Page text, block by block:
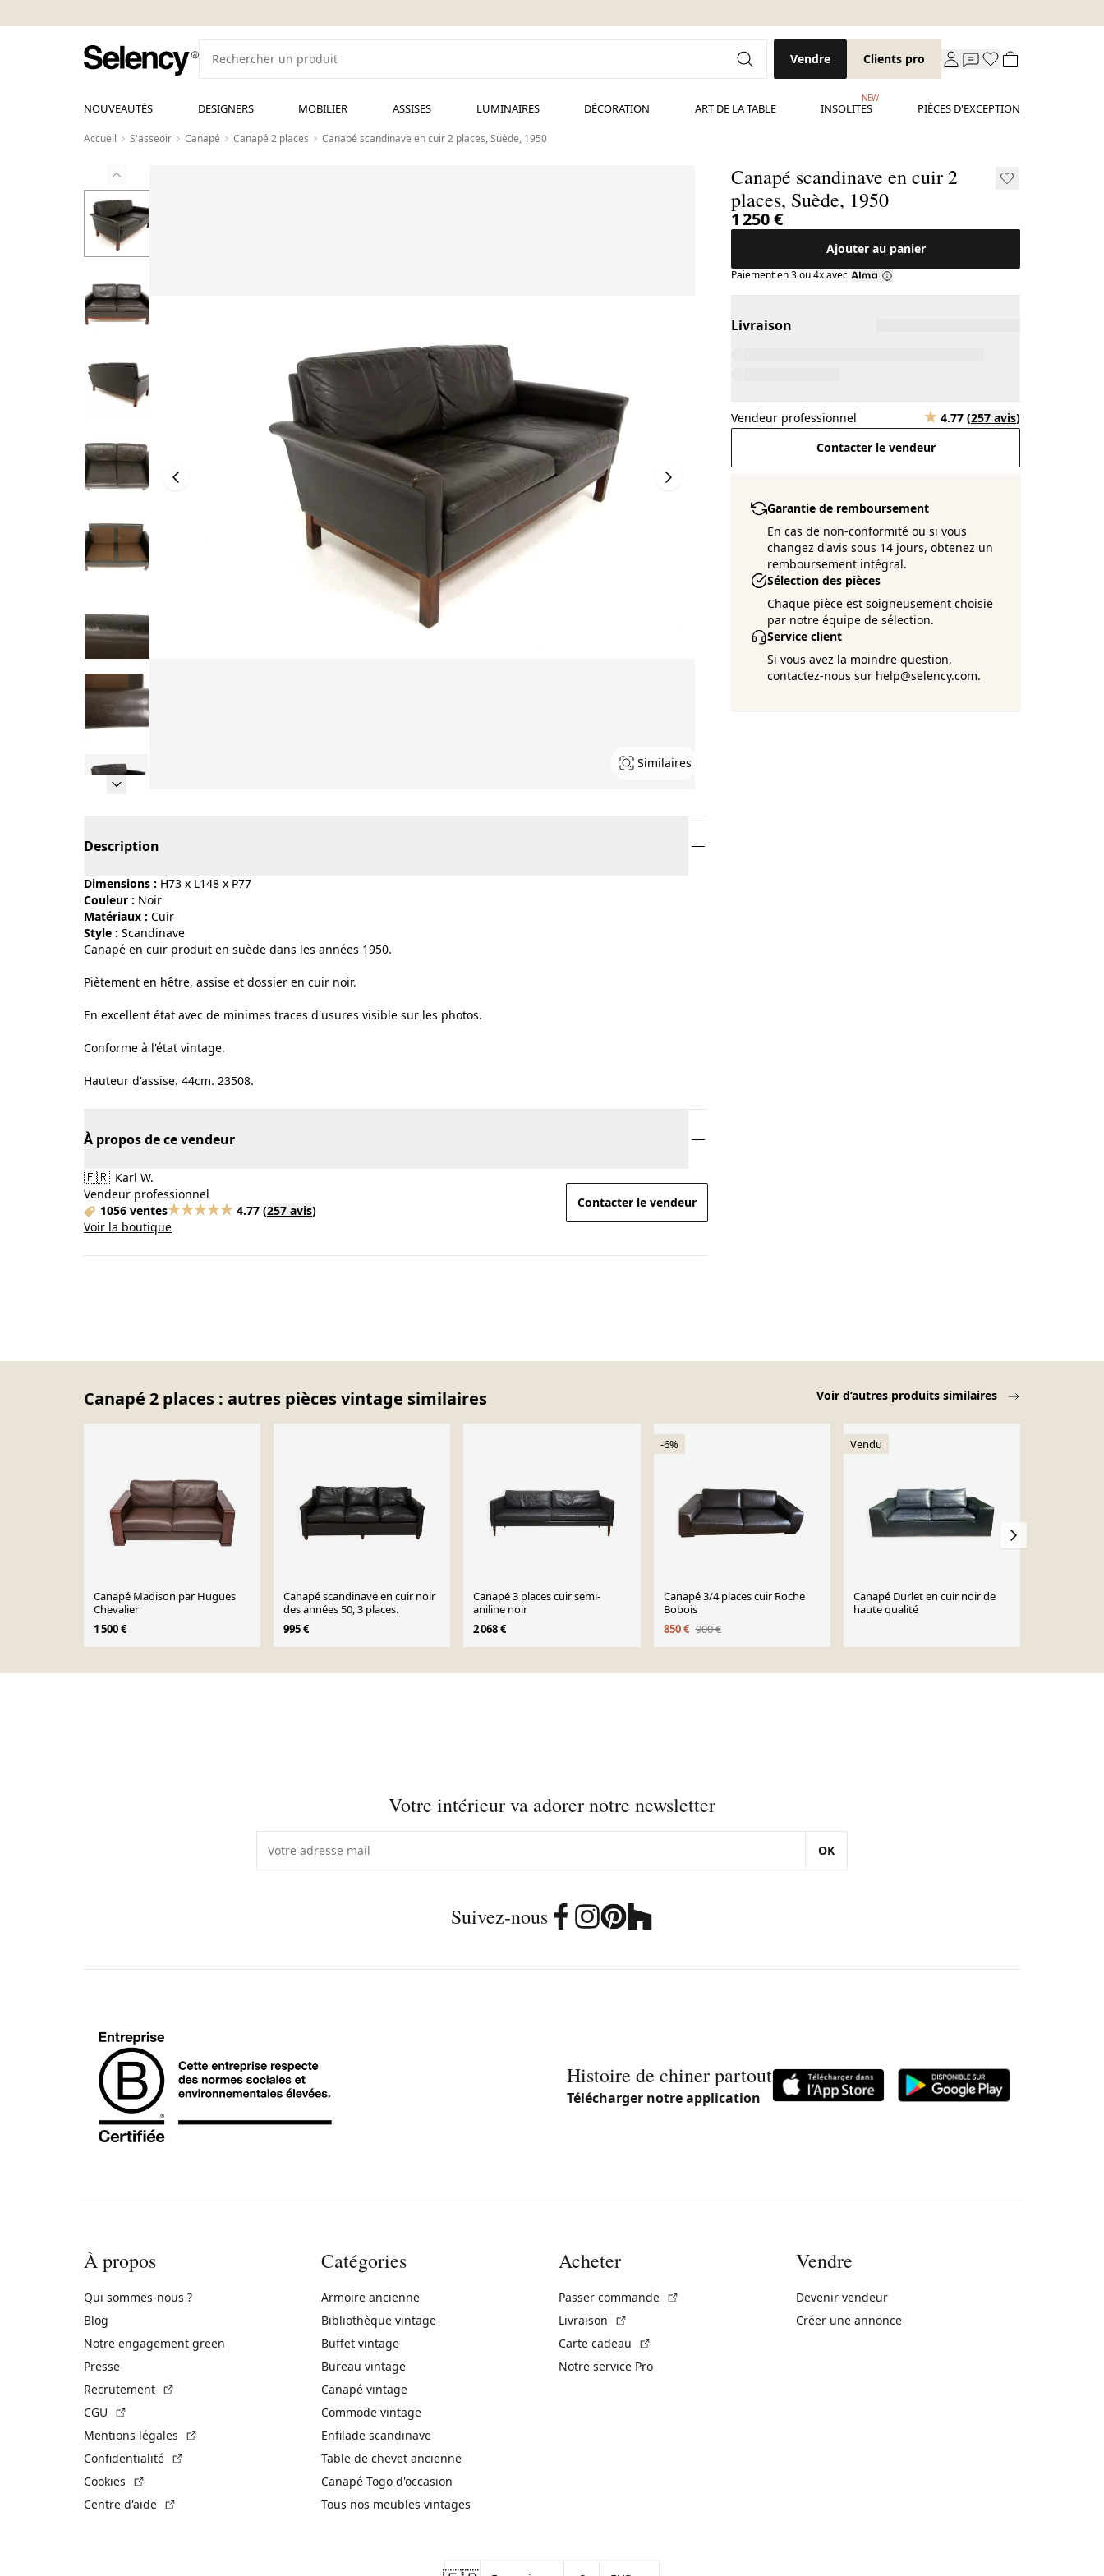
Vendre Clients pro
NOUVEAUTÉS DESIGNERS MOBILIER ASSISES LUMINAIRES DÉCORATION ART DE LA TABLE INSOLITES
NEW
PIÈCES D'EXCEPTION
Accueil S'asseoir Canapé Canapé 2 places Canapé scandinave en cuir 2 places, Suède, 1950
Similaires
Canapé scandinave en cuir 2
places, Suède, 1950
1 250 €
Ajouter au panier
Paiement en 3 ou 4x avec
Livraison
Vendeur professionnel 4.77 (257 avis)
Contacter le vendeur
Garantie de remboursement
En cas de non-conformité ou si vous
changez d'avis sous 14 jours, obtenez un
remboursement intégral.
Sélection des pièces
Chaque pièce est soigneusement choisie
par notre équipe de sélection.
Service client
Si vous avez la moindre question,
contactez-nous sur help@selency.com.
Description
Dimensions : H73 x L148 x P77
Couleur :
noir
Matériaux :
cuir
Style :
scandinave
Canapé en cuir produit en suède dans les années 1950.
Piètement en hêtre, assise et dossier en cuir noir.
En excellent état avec de minimes traces d'usures visible sur les photos.
Conforme à l'état vintage.
Hauteur d'assise. 44cm. 23508.
À propos de ce vendeur
🇫🇷 Karl W.
Vendeur professionnel
1056 ventes
4.77 (257 avis)
Voir la boutique
Contacter le vendeur
Canapé 2 places : autres pièces vintage similaires Voir d’autres produits similaires
Canapé Madison par Hugues
Chevalier
1 500 €
Canapé scandinave en cuir noir
des années 50, 3 places.
995 €
Canapé 3 places cuir semi-
aniline noir
2 068 €
-6%
Canapé 3/4 places cuir Roche
Bobois
850 € 900 €
Vendu
Canapé Durlet en cuir noir de
haute qualité
Votre intérieur va adorer notre newsletter
OK
Suivez-nous
Histoire de chiner partout
Télécharger notre application
À propos
Qui sommes-nous ?
Blog
Notre engagement green
Presse
Recrutement
CGU
Mentions légales
Confidentialité
Cookies
Centre d'aide
Catégories
Armoire ancienne
Bibliothèque vintage
Buffet vintage
Bureau vintage
Canapé vintage
Commode vintage
Enfilade scandinave
Table de chevet ancienne
Canapé Togo d'occasion
Tous nos meubles vintages
Acheter
Passer commande
Livraison
Carte cadeau
Notre service Pro
Vendre
Devenir vendeur
Créer une annonce